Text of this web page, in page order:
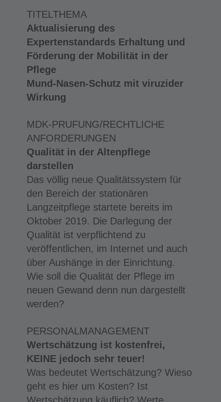
TITELTHEMA
Aktualisierung des
Expertenstandards Erhaltung und
Förderung der Mobilität in der
Pflege
Mund-Nasen-Schutz mit viruzider
Wirkung
MDK-PRUFUNG/RECHTLICHE
ANFORDERUNGEN
Qualität in der Altenpflege
darstellen
Das völlig neue Qualitätssystem für
den Bereich der stationären
Langzeitpflege startete bereits im
Oktober 2019. Die Darlegung der
Qualität ist verpflichtend zu
veröffentlichen, im Internet und auch
über Aushänge in der Einrichtung.
Wie soll die Qualität der Pflege im
neuen Gewand denn nun dargestellt
werden?
PERSONALMANAGEMENT
Wertschätzung ist kostenfrei,
KEINE jedoch sehr teuer!
Was bedeutet Wertschätzung? Wieso
geht es hier um Kosten? Ist